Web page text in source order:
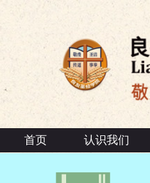
首页 认识我们